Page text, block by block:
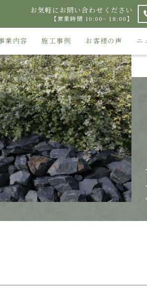
お気軽にお問い合わせください
【営業時間 10:00~ 18:00】
業内容 施工事例 お客様の声 ニ